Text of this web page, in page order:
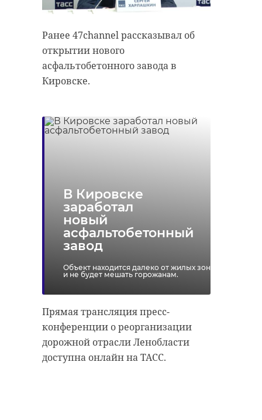
Ранее 47channel рассказывал об
открытии нового
асфальтобетонного завода в
Кировске.
В Кировске
заработал
новый
асфальтобетонный
завод
Объект находится далеко от жилых зон
и не будет мешать горожанам.
Прямая трансляция пресс-
конференции о реорганизации
дорожной отрасли Ленобласти
доступна онлайн на ТАСС.